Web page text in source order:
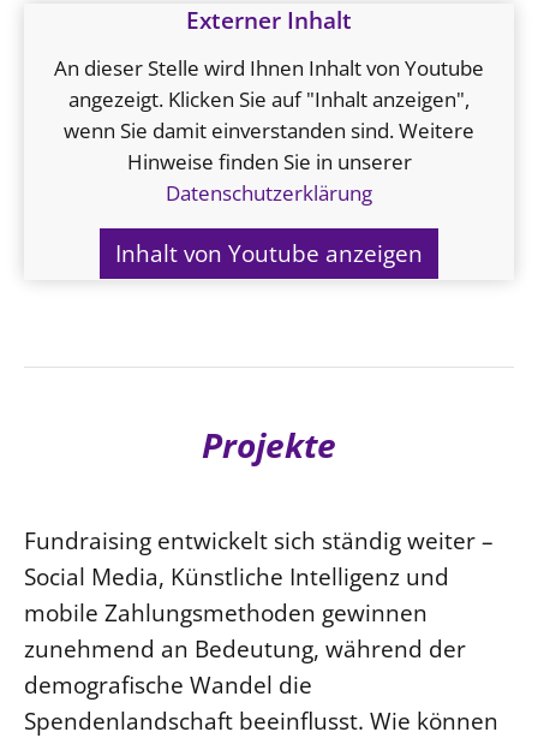
Externer Inhalt
An dieser Stelle wird Ihnen Inhalt von Youtube
angezeigt. Klicken Sie auf "Inhalt anzeigen",
wenn Sie damit einverstanden sind. Weitere
Hinweise finden Sie in unserer
Datenschutzerklärung
Inhalt von Youtube anzeigen
Projekte
Fundraising entwickelt sich ständig weiter –
Social Media, Künstliche Intelligenz und
mobile Zahlungsmethoden gewinnen
zunehmend an Bedeutung, während der
demografische Wandel die
Spendenlandschaft beeinflusst. Wie können